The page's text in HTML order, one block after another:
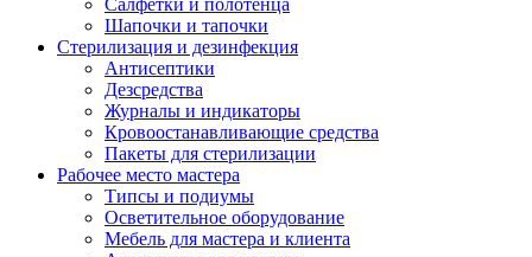
Салфетки и полотенца
Шапочки и тапочки
Стерилизация и дезинфекция
Антисептики
Дезсредства
Журналы и индикаторы
Кровоостанавливающие средства
Пакеты для стерилизации
Рабочее место мастера
Типсы и подиумы
Осветительное оборудование
Мебель для мастера и клиента